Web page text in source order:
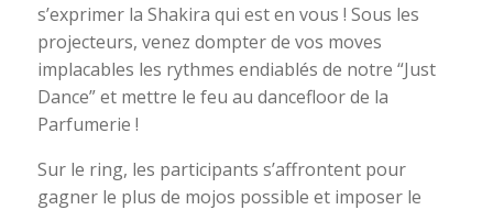
s’exprimer la Shakira qui est en vous ! Sous les
projecteurs, venez dompter de vos moves
implacables les rythmes endiablés de notre “Just
Dance” et mettre le feu au dancefloor de la
Parfumerie !
Sur le ring, les participants s’affrontent pour
gagner le plus de mojos possible et imposer le